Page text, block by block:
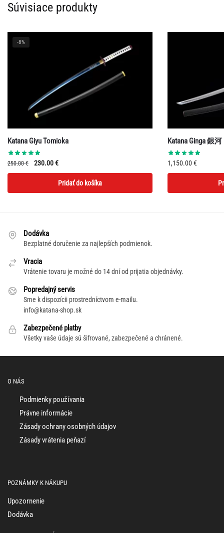
Súvisiace produkty
-8%
Katana Giyu Tomioka
250.00€
Pôvodná
cena
250.00 €.
230.00€Aktuálna
cena
je:
230.00 €.
Pridať do košíka
Katana Ginga 銀河
1,150.00€
Dodávka
Bezplatné doručenie za najlepších podmienok.
Vracia
Vrátenie tovaru je možné do 14 dní od prijatia objednávky.
Popredajný servis
Sme k dispozícii prostredníctvom e-mailu.
info@katana-shop.sk
Zabezpečené platby
Všetky vaše údaje sú šifrované, zabezpečené a chránené.
O NÁS
Podmienky používania
Právne informácie
Zásady ochrany osobných údajov
Zásady vrátenia peňazí
POZNÁMKY K NÁKUPU
Upozornenie
Dodávka